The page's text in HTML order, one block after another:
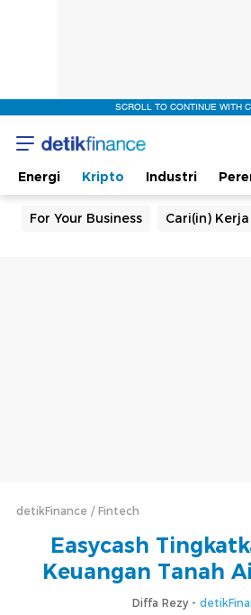
SCROLL TO CONTINUE WITH
Energi Kripto Industri
For Your Business Cari(in) Kerja
detikFinance Fintech
Easycash
Keuangan Tanah
Diffa Rezy -